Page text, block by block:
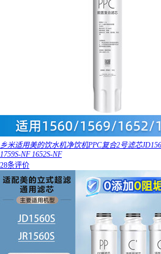
乡米适用美的饮水机净饮机PPC复合2号滤芯
1759S-NF 1652S-NF
28条评价